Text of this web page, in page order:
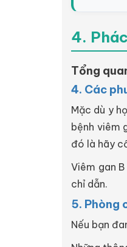
4.
Tổng
4. Các
Mặc dù y
bệnh viêm
đó là hãy
Viêm gan
chỉ dẫn.
5. Phòng
Nếu bạn